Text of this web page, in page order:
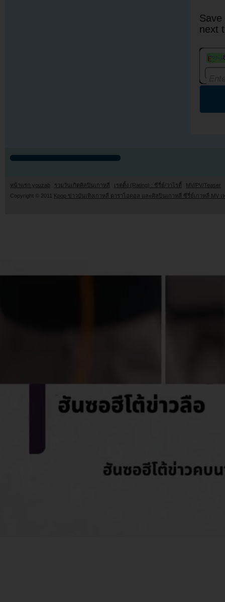
next
หน้าแรก youzab รวมวันเกิดศิลปินเกาหลี เรตติ้ง (Rating) : ซีรี่ย์/วาไรตี้
MV/PV/Teaser
Copyright © 2011 Kpop ข่าวบันเทิงเกาหลี ดาราไอดอล และศิลปินเกาหลี ซีรี่ย์เกาหลี MV